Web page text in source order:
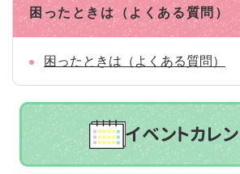
困ったときは（よくある質問）
困ったときは（よくある質問）